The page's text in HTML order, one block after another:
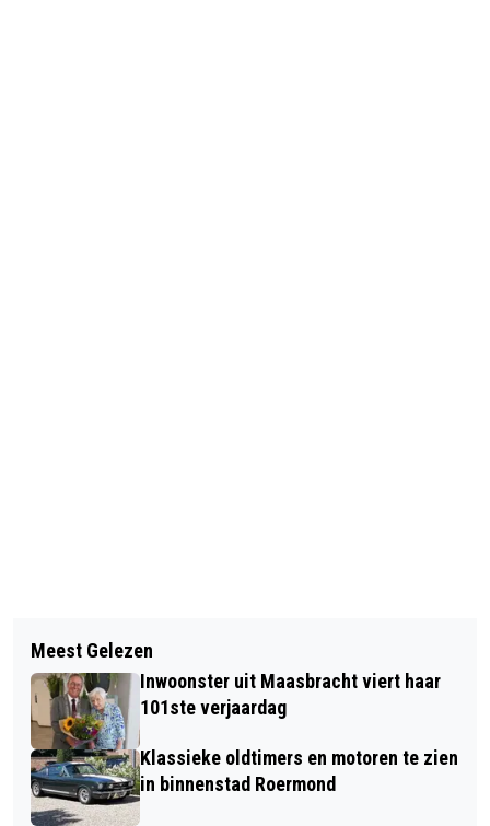
'WE LUISTEREN, DENKEN MEE EN
ZETTEN MENSEN IN BEWEGING'
LEGENDS OF ROCK TRIBUTE FESTIVAL
- OPEN AIR
Meest Gelezen
Inwoonster uit Maasbracht viert haar
101ste verjaardag
Klassieke oldtimers en motoren te zien
in binnenstad Roermond